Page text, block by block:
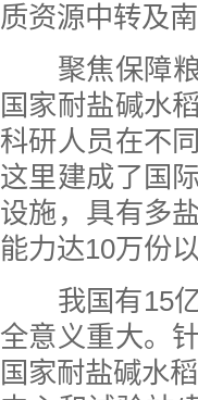
质资源中转及
聚焦保障
国家耐盐碱水
科研人员在不
这里建成了国
设施，具有多
能力达10万份
我国有15
全意义重大。
国家耐盐碱水